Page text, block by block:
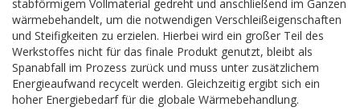
stabförmigem Vollmaterial gedreht und anschließend im Ganzen
wärmebehandelt, um die notwendigen Verschleißeigenschaften
und Steifigkeiten zu erzielen. Hierbei wird ein großer Teil des
Werkstoffes nicht für das finale Produkt genutzt, bleibt als
Spanabfall im Prozess zurück und muss unter zusätzlichem
Energieaufwand recycelt werden. Gleichzeitig ergibt sich ein
hoher Energiebedarf für die globale Wärmebehandlung.